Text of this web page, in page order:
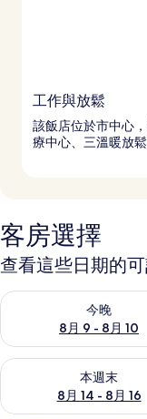
工作與放鬆
該飯店位於市中心
療中心、三溫暖放
客房選擇
查看這些日期的
今晚
8月 9 - 8月 10
查看今晚 8月 9 - 8月
本週末
8月 14 - 8月 16
查看本週末 8月 14 - 8